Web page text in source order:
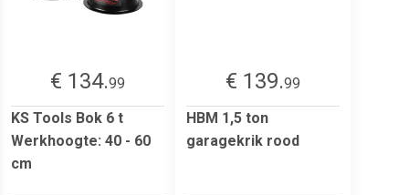
€ 134.99
KS Tools Bok 6 t
Werkhoogte: 40 - 60
cm
€ 139.99
HBM 1,5 ton
garagekrik rood